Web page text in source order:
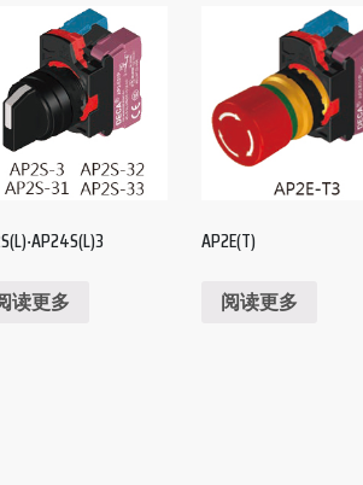
读更多
AP2E(T)
阅读更多